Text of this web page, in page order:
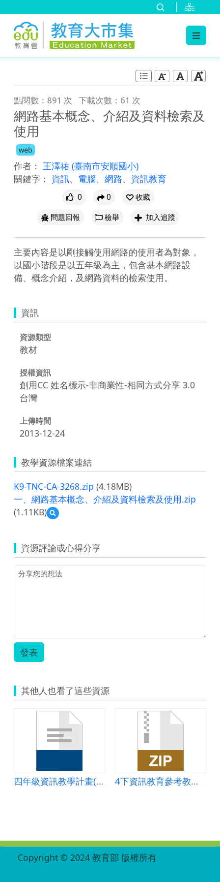
點閱數：891 次 下載次數：61 次
網路基本概念、介紹及資料檢索及
使用
web
作者： 王澤祐 (臺南市安順國小)
關鍵字： 資訊、 電腦、 網路、 資訊教育
0 0
收藏
問題回報
檢舉 加入追蹤
主要內容是以剛接觸使用網路的使用者為對象，
以國小階段是以五年級為主，包含基本網路設
備、概念介紹，及網路資料的檢索使用。
資訊
資源類型
教材
授權資訊
創用CC 姓名標示-非商業性-相同方式分享 3.0
台灣
上傳時間
2013-12-24
教學資源檔案連結
K9-TNC-CA-3268.zip (4.18MB)
一、網路基本概念、介紹及資料檢索及使用.zip
(1.11KB)
預
覽
路
基
本
概
資源評論或心得分享
發表
其他人也看了這些資源
四年級資訊教學計畫(巨岩) 4下資訊教育參考教材第十四課-搜尋旅遊資訊-課本 教學設計
Copyright © 2024 教育部 版權所有